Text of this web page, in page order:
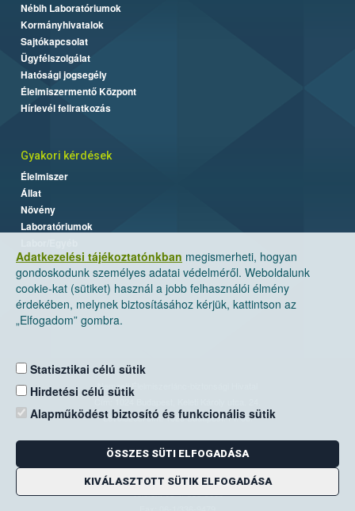
Adatkezelési tájékoztatónkban megismerheti, hogyan
gondoskodunk személyes adatai védelméről. Weboldalunk
cookie-kat (sütiket) használ a jobb felhasználói élmény
érdekében, melynek biztosításához kérjük, kattintson az
„Elfogadom” gombra.
Statisztikai célú sütik
Hirdetési célú sütik
Alapműködést biztosító és funkcionális sütik
ÖSSZES SÜTI ELFOGADÁSA
KIVÁLASZTOTT SÜTIK ELFOGADÁSA
Nébih Laboratóriumok
Kormányhivatalok
Sajtókapcsolat
Ügyfélszolgálat
Hatósági jogsegély
Élelmiszermentő Központ
Hírlevél feliratkozás
Gyakori kérdések
Élelmiszer
Állat
Növény
Laboratóriumok
Nemzeti Élelmiszerlánc-biztonsági Hivatal
Levelezési cím: 1525 Budapest. Pf. 30.
E-mail:ugyfelszolgalat@nebih.gov.hu
Zöld szám: 06-80/263-244
Telefon: 06-1/ 336-9000